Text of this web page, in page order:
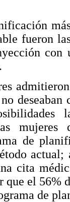
fueron
con
mujeres
de
actual;
cita
el 56%
de